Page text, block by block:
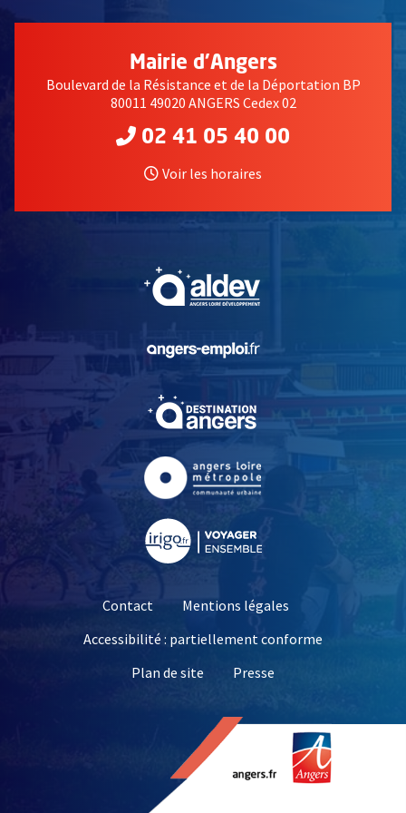
Mairie d'Angers
Boulevard de la Résistance et de la Déportation BP
80011 49020 ANGERS Cedex 02
02 41 05 40 00
Voir les horaires
, Ouvre une nouvelle
, Ouvre une nouvelle
Contact
Mentions légales
Accessibilité : partiellement conforme
Plan de site
Presse